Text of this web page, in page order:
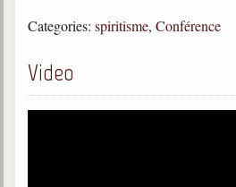
Enseignement
L'Agora
Posez-nous des questions
Categories: spiritisme, Conférence
Video